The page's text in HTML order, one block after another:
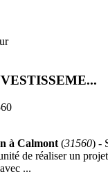
à Calmont (31560) -
de réaliser un
...